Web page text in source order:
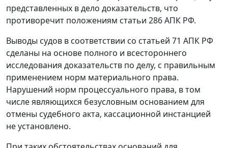
представленных в дело доказательств, что
противоречит положениям статьи 286 АПК РФ.
Выводы судов в соответствии со статьей 71 АПК РФ
сделаны на основе полного и всестороннего
исследования доказательств по делу, с правильным
применением норм материального права.
Нарушений норм процессуального права, в том
числе являющихся безусловным основанием для
отмены судебного акта, кассационной инстанцией
не установлено.